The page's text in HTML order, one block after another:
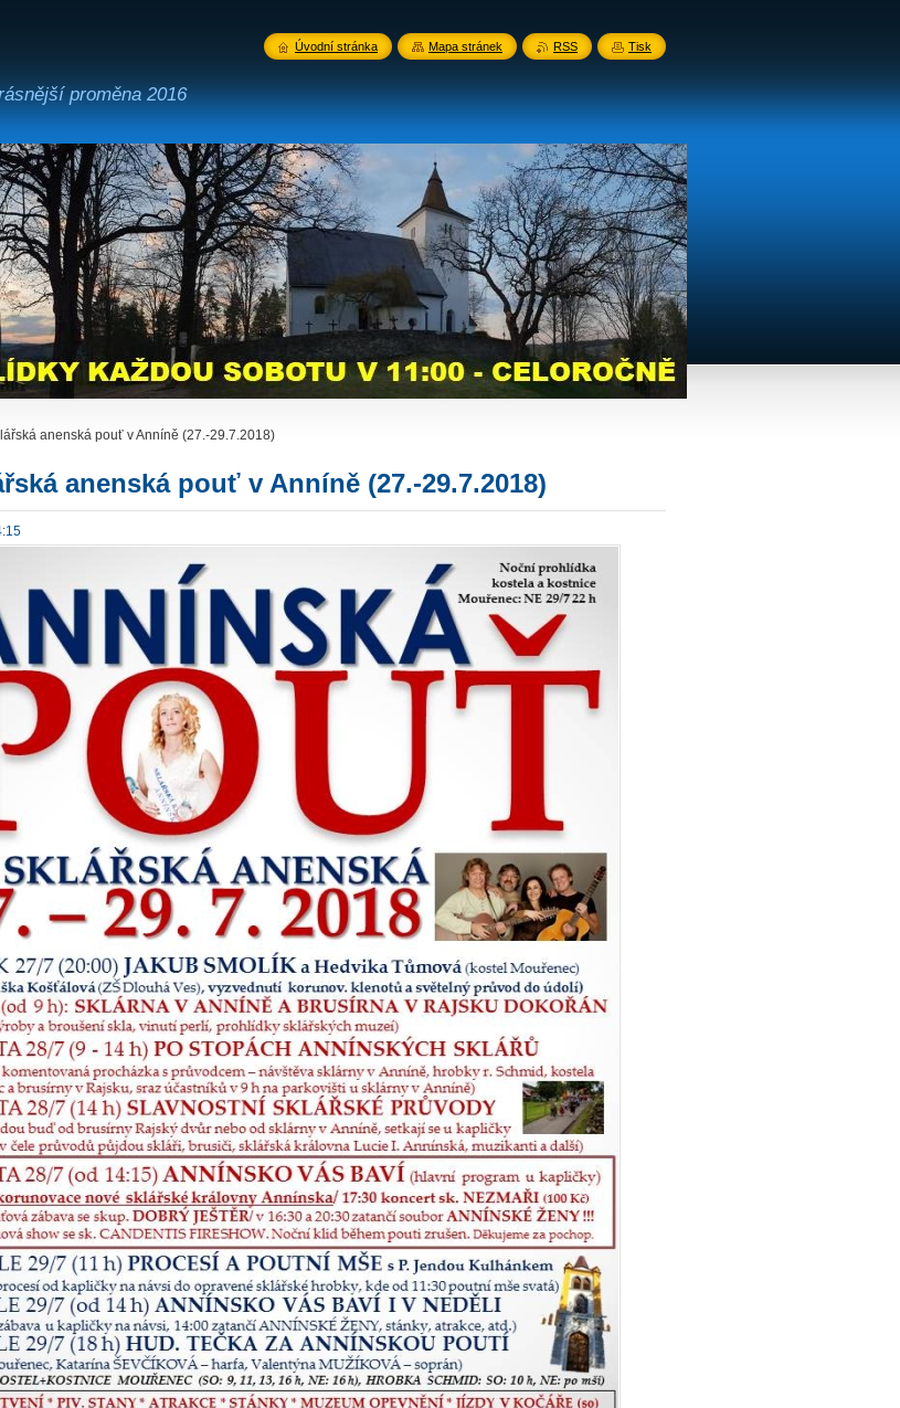
proměna 2016
anenská pouť v Anníně (27.-29.7.2018)
anenská pouť v Anníně (27.-29.7.2018)
Úvodní stránka Mapa stránek RSS Tisk